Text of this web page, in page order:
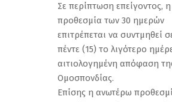
Σε περίπτωση επείγοντος, η
προθεσμία των 30 ημερών
επιτρέπεται να συντμηθεί
πέντε (15) το λιγότερο
αιτιολογημένη απόφαση
Ομοσπονδίας.
Επίσης η ανωτέρω